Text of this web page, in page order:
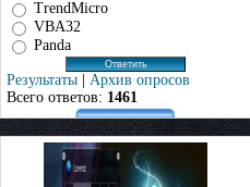
TrendMicro
VBA32
Panda
Результаты | Архив опросов
Всего ответов: 1461